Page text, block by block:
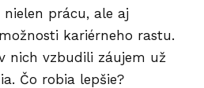
nielen prácu, ale aj
kariérneho rastu.
nich vzbudili záujem už
Čo robia lepšie?